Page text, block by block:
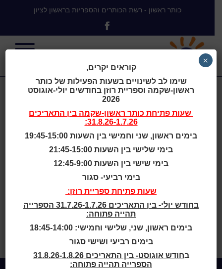
כותר ראשון - רשת הכותרים והספריות בראשון לציון
התקבלו
במערכת
(ספרים)
פורסם בכתב-העת טבע ודברים, גיליון 262, עמ' 11.
Bibliographys
התקבלו
במערכת (ספרים)
קוראים יקרים,
שימו לב לשינויים בשעות הפעילות של כותר
ראשון-שקמה וספריית רוזן בחודשים יולי-אוגוסט
2026
שעות פתיחת כותר ראשון-שקמה בין התאריכים
31.8.26-1.7.26:
בימים ראשון, שני וחמישי בין השעות 19:45-15:00
בימי שלישי בין השעות 21:45-15:00
בימי שישי בין השעות 12:45-9:00
בימי רביעי- סגור
שעות פתיחת ספריית רוזן:
בחודש יולי- בין התאריכים 31.7.26-1.7.26 הספרייה
תהייה פתוחה:
בימים ראשון, שני, שלישי וחמישי: 18:45-14:00
בימים רביעי ושישי סגור
ב
חודש אוגוסט- בין התאריכים 31.8.26-1.8.26
הספרייה תהייה פתוחה:
×